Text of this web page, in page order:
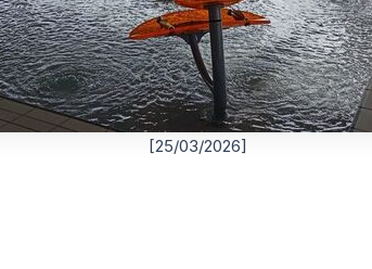
[25/03/2026]